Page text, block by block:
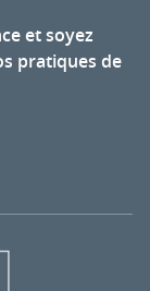
et soyez
pratiques de